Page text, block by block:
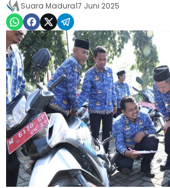
Suara Madura17 Juni 2025